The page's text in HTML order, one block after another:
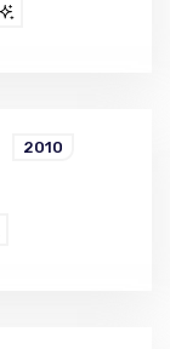
2010